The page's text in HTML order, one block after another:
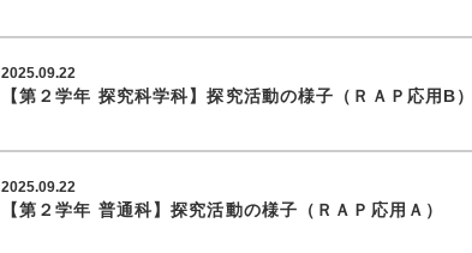
2025.09.22
【第２学年 探究科学科】探究活動の様子（ＲＡＰ応用B）
2025.09.22
【第２学年 普通科】探究活動の様子（ＲＡＰ応用Ａ）